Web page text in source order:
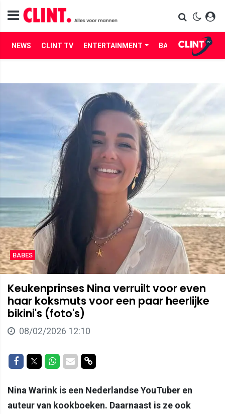
NEWS CLINT TV ENTERTAINMENT BABES LIFE
BABES
Keukenprinses Nina verruilt voor even
haar koksmuts voor een paar heerlijke
bikini's (foto's)
08/02/2026 12:10
Delen op Facebook
Delen op Twitter
Delen op Whatsapp
Delen via Mail
Delen via link
Nina Warink is een Nederlandse YouTuber en
auteur van kookboeken. Daarnaast is ze ook